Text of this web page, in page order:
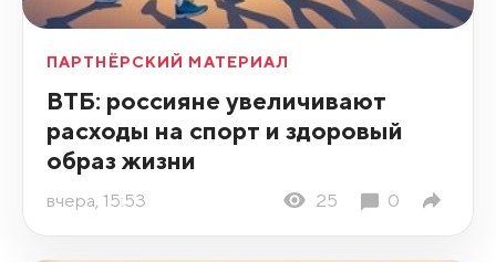
ПАРТНЁРСКИЙ МАТЕРИАЛ
ВТБ: россияне увеличивают
расходы на спорт и здоровый
образ жизни
вчера, 15:53 25 0